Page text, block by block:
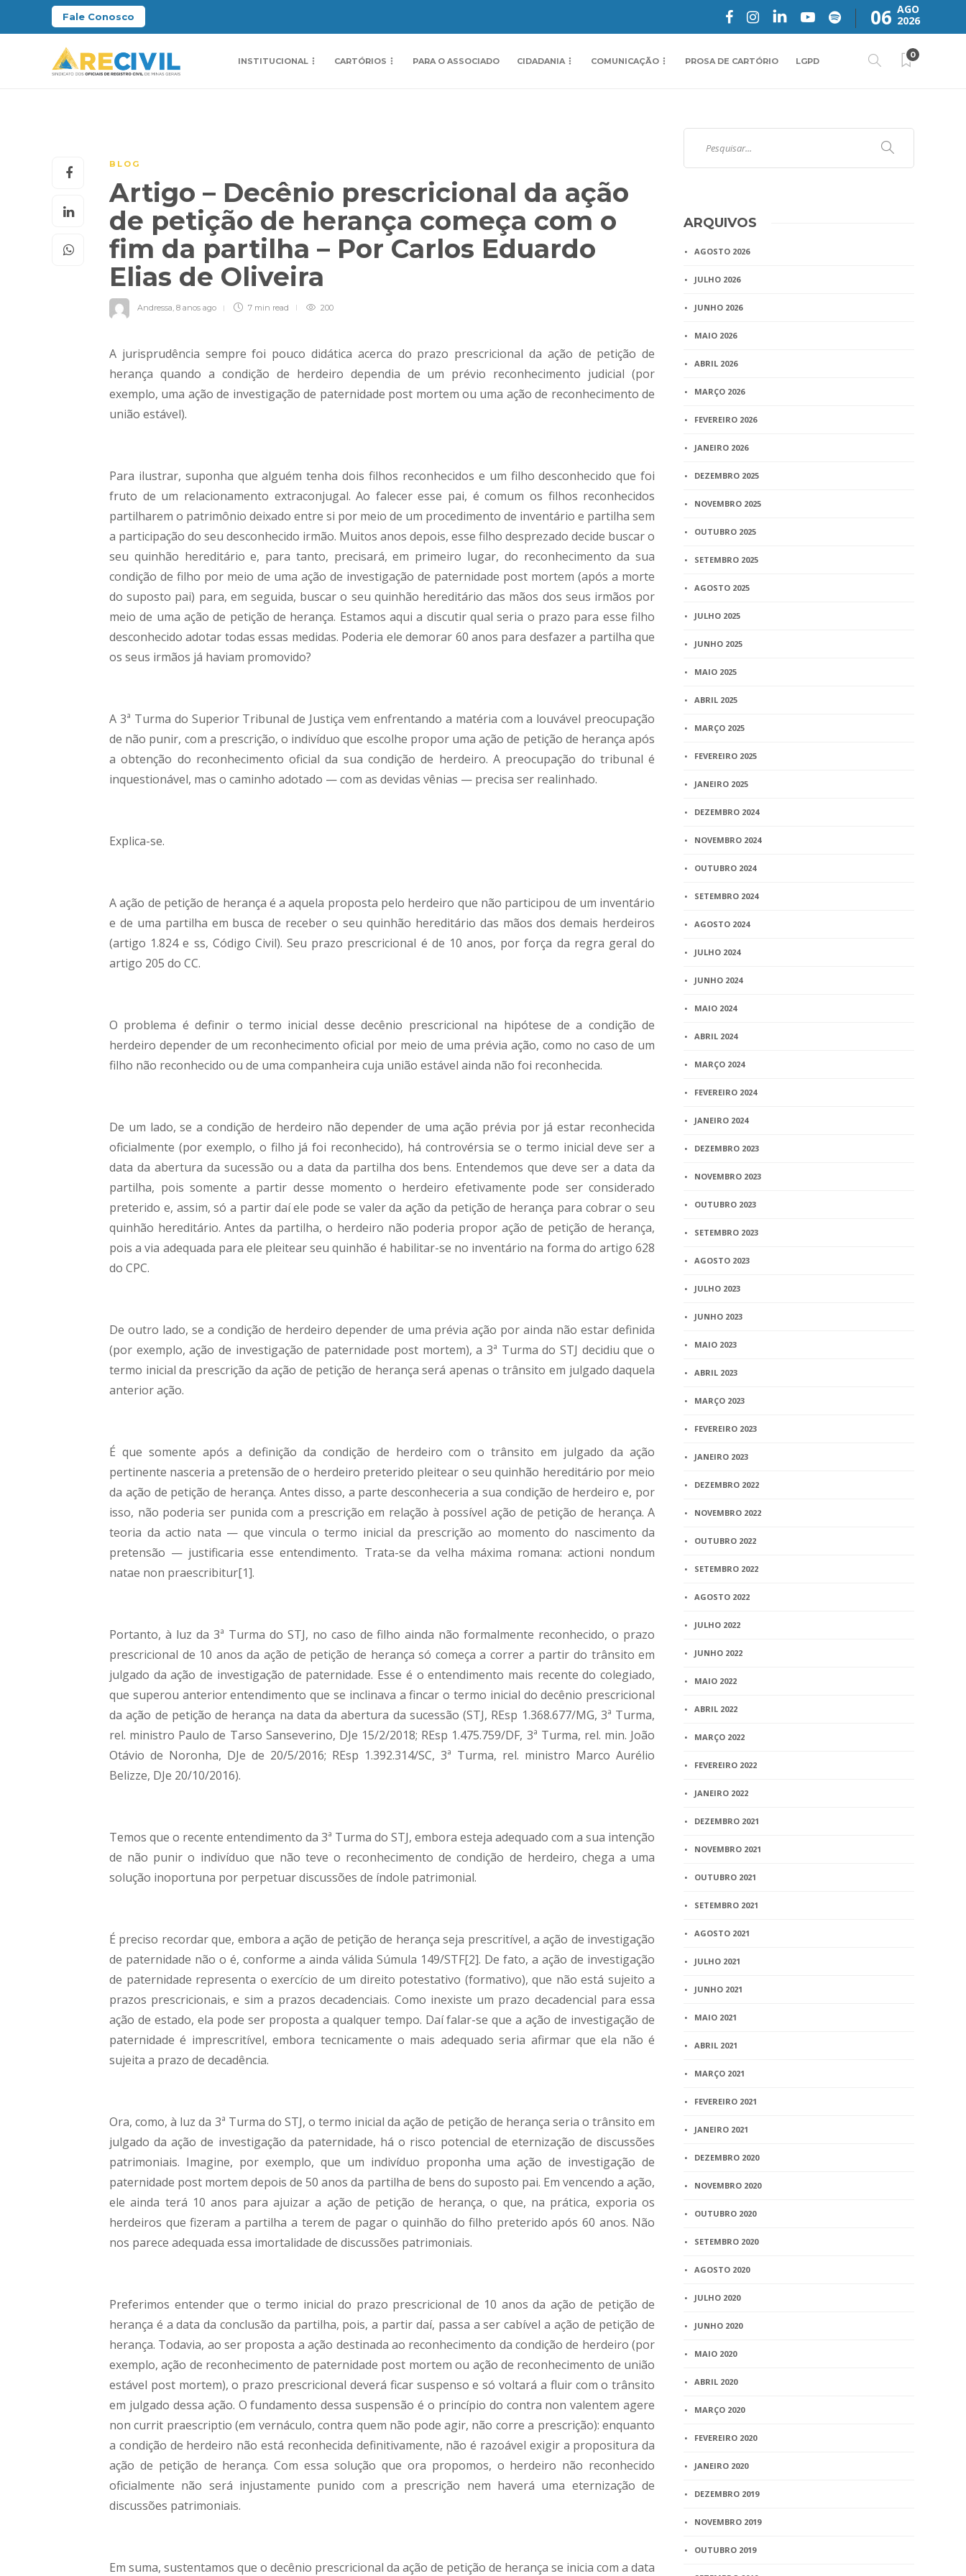
Fale Conosco 06 AGO
2026
INSTITUCIONAL CARTÓRIOS PARA O ASSOCIADO CIDADANIA COMUNICAÇÃO PROSA DE CARTÓRIO LGPD
0
BLOG
Artigo – Decênio prescricional da ação
de petição de herança começa com o
fim da partilha – Por Carlos Eduardo
Elias de Oliveira
Andressa, 8 anos ago 7 min read 200
A jurisprudência sempre foi pouco didática acerca do prazo prescricional da ação de petição de
herança quando a condição de herdeiro dependia de um prévio reconhecimento judicial (por
exemplo, uma ação de investigação de paternidade post mortem ou uma ação de reconhecimento de
união estável).
Para ilustrar, suponha que alguém tenha dois filhos reconhecidos e um filho desconhecido que foi
fruto de um relacionamento extraconjugal. Ao falecer esse pai, é comum os filhos reconhecidos
partilharem o patrimônio deixado entre si por meio de um procedimento de inventário e partilha sem
a participação do seu desconhecido irmão. Muitos anos depois, esse filho desprezado decide buscar o
seu quinhão hereditário e, para tanto, precisará, em primeiro lugar, do reconhecimento da sua
condição de filho por meio de uma ação de investigação de paternidade post mortem (após a morte
do suposto pai) para, em seguida, buscar o seu quinhão hereditário das mãos dos seus irmãos por
meio de uma ação de petição de herança. Estamos aqui a discutir qual seria o prazo para esse filho
desconhecido adotar todas essas medidas. Poderia ele demorar 60 anos para desfazer a partilha que
os seus irmãos já haviam promovido?
A 3ª Turma do Superior Tribunal de Justiça vem enfrentando a matéria com a louvável preocupação
de não punir, com a prescrição, o indivíduo que escolhe propor uma ação de petição de herança após
a obtenção do reconhecimento oficial da sua condição de herdeiro. A preocupação do tribunal é
inquestionável, mas o caminho adotado — com as devidas vênias — precisa ser realinhado.
Explica-se.
A ação de petição de herança é a aquela proposta pelo herdeiro que não participou de um inventário
e de uma partilha em busca de receber o seu quinhão hereditário das mãos dos demais herdeiros
(artigo 1.824 e ss, Código Civil). Seu prazo prescricional é de 10 anos, por força da regra geral do
artigo 205 do CC.
O problema é definir o termo inicial desse decênio prescricional na hipótese de a condição de
herdeiro depender de um reconhecimento oficial por meio de uma prévia ação, como no caso de um
filho não reconhecido ou de uma companheira cuja união estável ainda não foi reconhecida.
De um lado, se a condição de herdeiro não depender de uma ação prévia por já estar reconhecida
oficialmente (por exemplo, o filho já foi reconhecido), há controvérsia se o termo inicial deve ser a
data da abertura da sucessão ou a data da partilha dos bens. Entendemos que deve ser a data da
partilha, pois somente a partir desse momento o herdeiro efetivamente pode ser considerado
preterido e, assim, só a partir daí ele pode se valer da ação da petição de herança para cobrar o seu
quinhão hereditário. Antes da partilha, o herdeiro não poderia propor ação de petição de herança,
pois a via adequada para ele pleitear seu quinhão é habilitar-se no inventário na forma do artigo 628
do CPC.
De outro lado, se a condição de herdeiro depender de uma prévia ação por ainda não estar definida
(por exemplo, ação de investigação de paternidade post mortem), a 3ª Turma do STJ decidiu que o
termo inicial da prescrição da ação de petição de herança será apenas o trânsito em julgado daquela
anterior ação.
É que somente após a definição da condição de herdeiro com o trânsito em julgado da ação
pertinente nasceria a pretensão de o herdeiro preterido pleitear o seu quinhão hereditário por meio
da ação de petição de herança. Antes disso, a parte desconheceria a sua condição de herdeiro e, por
isso, não poderia ser punida com a prescrição em relação à possível ação de petição de herança. A
teoria da actio nata — que vincula o termo inicial da prescrição ao momento do nascimento da
pretensão — justificaria esse entendimento. Trata-se da velha máxima romana: actioni nondum
natae non praescribitur[1].
Portanto, à luz da 3ª Turma do STJ, no caso de filho ainda não formalmente reconhecido, o prazo
prescricional de 10 anos da ação de petição de herança só começa a correr a partir do trânsito em
julgado da ação de investigação de paternidade. Esse é o entendimento mais recente do colegiado,
que superou anterior entendimento que se inclinava a fincar o termo inicial do decênio prescricional
da ação de petição de herança na data da abertura da sucessão (STJ, REsp 1.368.677/MG, 3ª Turma,
rel. ministro Paulo de Tarso Sanseverino, DJe 15/2/2018; REsp 1.475.759/DF, 3ª Turma, rel. min. João
Otávio de Noronha, DJe de 20/5/2016; REsp 1.392.314/SC, 3ª Turma, rel. ministro Marco Aurélio
Belizze, DJe 20/10/2016).
Temos que o recente entendimento da 3ª Turma do STJ, embora esteja adequado com a sua intenção
de não punir o indivíduo que não teve o reconhecimento de condição de herdeiro, chega a uma
solução inoportuna por perpetuar discussões de índole patrimonial.
É preciso recordar que, embora a ação de petição de herança seja prescritível, a ação de investigação
de paternidade não o é, conforme a ainda válida Súmula 149/STF[2]. De fato, a ação de investigação
de paternidade representa o exercício de um direito potestativo (formativo), que não está sujeito a
prazos prescricionais, e sim a prazos decadenciais. Como inexiste um prazo decadencial para essa
ação de estado, ela pode ser proposta a qualquer tempo. Daí falar-se que a ação de investigação de
paternidade é imprescritível, embora tecnicamente o mais adequado seria afirmar que ela não é
sujeita a prazo de decadência.
Ora, como, à luz da 3ª Turma do STJ, o termo inicial da ação de petição de herança seria o trânsito em
julgado da ação de investigação da paternidade, há o risco potencial de eternização de discussões
patrimoniais. Imagine, por exemplo, que um indivíduo proponha uma ação de investigação de
paternidade post mortem depois de 50 anos da partilha de bens do suposto pai. Em vencendo a ação,
ele ainda terá 10 anos para ajuizar a ação de petição de herança, o que, na prática, exporia os
herdeiros que fizeram a partilha a terem de pagar o quinhão do filho preterido após 60 anos. Não
nos parece adequada essa imortalidade de discussões patrimoniais.
Preferimos entender que o termo inicial do prazo prescricional de 10 anos da ação de petição de
herança é a data da conclusão da partilha, pois, a partir daí, passa a ser cabível a ação de petição de
herança. Todavia, ao ser proposta a ação destinada ao reconhecimento da condição de herdeiro (por
exemplo, ação de reconhecimento de paternidade post mortem ou ação de reconhecimento de união
estável post mortem), o prazo prescricional deverá ficar suspenso e só voltará a fluir com o trânsito
em julgado dessa ação. O fundamento dessa suspensão é o princípio do contra non valentem agere
non currit praescriptio (em vernáculo, contra quem não pode agir, não corre a prescrição): enquanto
a condição de herdeiro não está reconhecida definitivamente, não é razoável exigir a propositura da
ação de petição de herança. Com essa solução que ora propomos, o herdeiro não reconhecido
oficialmente não será injustamente punido com a prescrição nem haverá uma eternização de
discussões patrimoniais.
Em suma, sustentamos que o decênio prescricional da ação de petição de herança se inicia com a data
ARQUIVOS
AGOSTO 2026
JULHO 2026
JUNHO 2026
MAIO 2026
ABRIL 2026
MARÇO 2026
FEVEREIRO 2026
JANEIRO 2026
DEZEMBRO 2025
NOVEMBRO 2025
OUTUBRO 2025
SETEMBRO 2025
AGOSTO 2025
JULHO 2025
JUNHO 2025
MAIO 2025
ABRIL 2025
MARÇO 2025
FEVEREIRO 2025
JANEIRO 2025
DEZEMBRO 2024
NOVEMBRO 2024
OUTUBRO 2024
SETEMBRO 2024
AGOSTO 2024
JULHO 2024
JUNHO 2024
MAIO 2024
ABRIL 2024
MARÇO 2024
FEVEREIRO 2024
JANEIRO 2024
DEZEMBRO 2023
NOVEMBRO 2023
OUTUBRO 2023
SETEMBRO 2023
AGOSTO 2023
JULHO 2023
JUNHO 2023
MAIO 2023
ABRIL 2023
MARÇO 2023
FEVEREIRO 2023
JANEIRO 2023
DEZEMBRO 2022
NOVEMBRO 2022
OUTUBRO 2022
SETEMBRO 2022
AGOSTO 2022
JULHO 2022
JUNHO 2022
MAIO 2022
ABRIL 2022
MARÇO 2022
FEVEREIRO 2022
JANEIRO 2022
DEZEMBRO 2021
NOVEMBRO 2021
OUTUBRO 2021
SETEMBRO 2021
AGOSTO 2021
JULHO 2021
JUNHO 2021
MAIO 2021
ABRIL 2021
MARÇO 2021
FEVEREIRO 2021
JANEIRO 2021
DEZEMBRO 2020
NOVEMBRO 2020
OUTUBRO 2020
SETEMBRO 2020
AGOSTO 2020
JULHO 2020
JUNHO 2020
MAIO 2020
ABRIL 2020
MARÇO 2020
FEVEREIRO 2020
JANEIRO 2020
DEZEMBRO 2019
NOVEMBRO 2019
OUTUBRO 2019